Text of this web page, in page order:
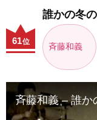
誰かの冬
斉藤和義
61位
斉藤和義 – 誰か